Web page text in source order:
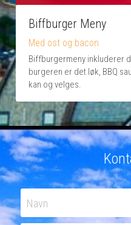
Biffburger Meny
Med ost og bacon
Biffburgermeny inkluderer
burgeren er det løk, BBQ
kan og velges.
Navn